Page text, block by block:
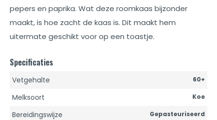
pepers en paprika. Wat deze roomkaas bijzonder
maakt, is hoe zacht de kaas is. Dit maakt hem
uitermate geschikt voor op een toastje.
Specificaties
Vetgehalte 60+
Melksoort Koe
Bereidingswijze Gepasteuriseerd